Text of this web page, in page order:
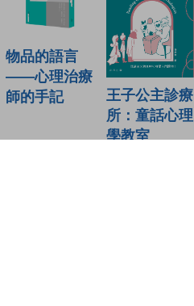
物品的語言
——心理治療
師的手記
王子公主診療
所：童話心理
學教室